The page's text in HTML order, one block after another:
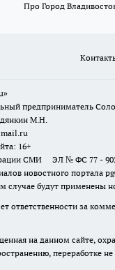
Про Город
предприниматель
М.Н.
16+
СМИ ЭЛ № ФС 77 -
новостного портала
случае будут применены
ответственности за
на данном сайте,
переработке